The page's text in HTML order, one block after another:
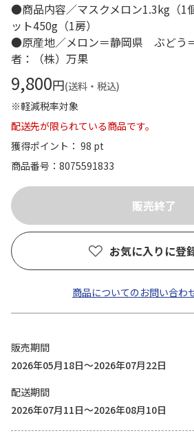
●商品内容／マスクメロン1.3kg（1
ット450g（1房）
●原産地／メロン＝静岡県 ぶどう
者：（株）万果
9,800円(送料・税込)
※軽減税率対象
配送先が限られている商品です。
獲得ポイント： 98 pt
商品番号
8075591833
お気に入りに登
商品についてのお問い合わ
販売期間
2026年05月18日～2026年07月22日
配送期間
2026年07月11日～2026年08月10日